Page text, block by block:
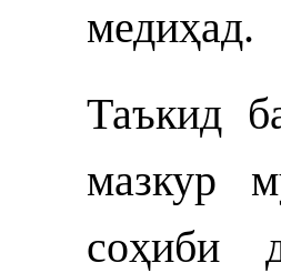
медиҳад.
Таъкид
мазкур
соҳиби